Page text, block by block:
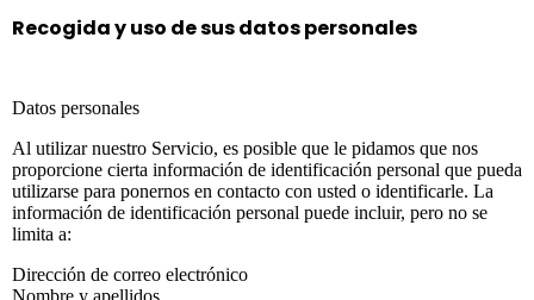
Recogida y uso de sus datos personales
Datos personales
Al utilizar nuestro Servicio, es posible que le pidamos que nos
proporcione cierta información de identificación personal que pueda
utilizarse para ponernos en contacto con usted o identificarle. La
información de identificación personal puede incluir, pero no se
limita a:
Dirección de correo electrónico
Nombre y apellidos